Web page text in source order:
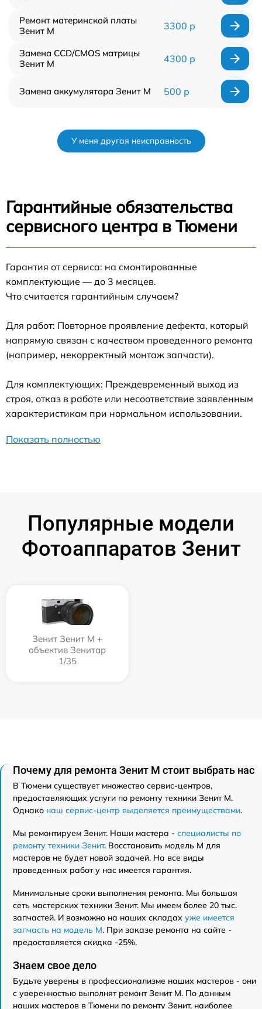
Ремонт материнской платы
Зенит M
3300 р
Замена CCD/CMOS матрицы
Зенит M
4300 р
Замена аккумулятора Зенит M 500 р
У меня другая неисправность
Гарантийные обязательства
сервисного центра в Тюмени
Гарантия от сервиса: на смонтированные
комплектующие — до 3 месяцев.
Что считается гарантийным случаем?
Для работ: Повторное проявление дефекта, который
напрямую связан с качеством проведенного ремонта
(например, некорректный монтаж запчасти).
Для комплектующих: Преждевременный выход из
строя, отказ в работе или несоответствие заявленным
характеристикам при нормальном использовании.
Показать полностью
Популярные модели
Фотоаппаратов Зенит
Зенит Зенит М +
объектив Зенитар
1/35
Почему для ремонта Зенит M стоит выбрать нас
В Тюмени существует множество сервис-центров,
предоставляющих услуги по ремонту техники Зенит M.
Однако наш сервис-центр выделяется преимуществами.
Мы ремонтируем Зенит. Наши мастера - специалисты по
ремонту техники Зенит. Восстановить модель M для
мастеров не будет новой задачей. На все виды
проведенных работ у нас имеется гарантия.
Минимальные сроки выполнения ремонта. Мы большая
сеть мастерских техники Зенит. Мы имеем более 20 тыс.
запчастей. И возможно на наших складах уже имеется
запчасть на модель M. При заказе ремонта на сайте -
предоставляется скидка -25%.
Знаем свое дело
Будьте уверены в профессионализме наших мастеров - они
с уверенностью выполнят ремонт Зенит M. По данным
наших мастеров в Тюмени по ремонту Зенит, наиболее